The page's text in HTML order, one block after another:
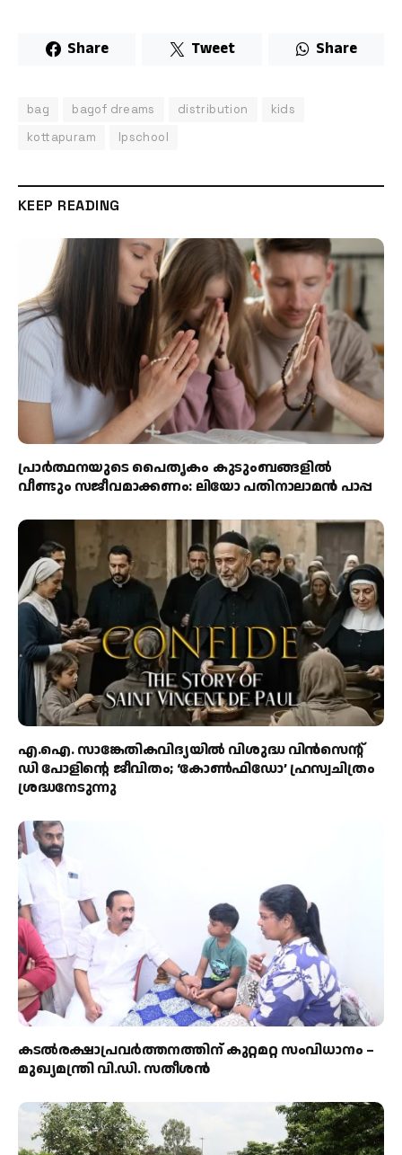
Share Tweet Share
bag bagof dreams distribution
kids
kottapuram
lpschool
KEEP READING
പ്രാര്‍ത്ഥനയുടെ പൈതൃകം കുടുംബങ്ങളില്‍
വീണ്ടും സജീവമാക്കണം: ലിയോ പതിനാലാമന്‍ പാപ്പ
എ.ഐ. സാങ്കേതികവിദ്യയിൽ വിശുദ്ധ വിൻസെന്റ്
ഡി പോളിന്റെ ജീവിതം; ‘കോൺഫിഡോ’ ഹ്രസ്വചിത്രം
ശ്രദ്ധനേടുന്നു
കടല്‍രക്ഷാപ്രവര്‍ത്തനത്തിന് കുറ്റമറ്റ സംവിധാനം –
മുഖ്യമന്ത്രി വി.ഡി. സതീശന്‍